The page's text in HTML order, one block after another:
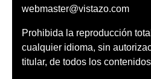
webmaster@vistazo.com
Prohibida la reproducción
cualquier idioma, sin
titular, de todos los